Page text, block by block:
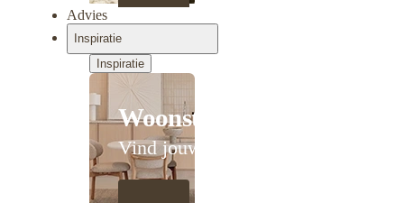
Advies
Inspiratie
Inspiratie
Woonstijlen
Vind jouw stijl